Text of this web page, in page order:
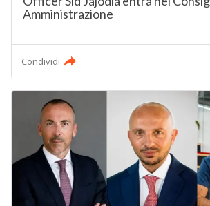
Amministrazione
Condividi